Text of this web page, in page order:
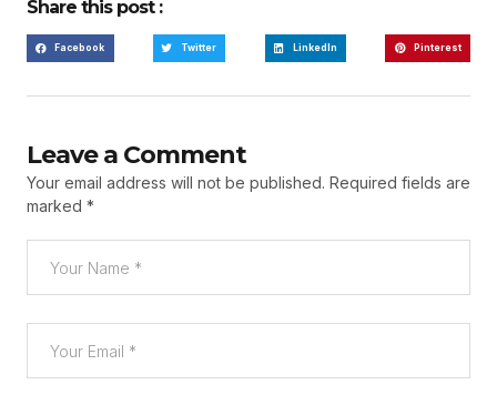
Share this post :
Facebook Twitter LinkedIn Pinterest
Leave a Comment
Your email address will not be published. Required fields are
marked *